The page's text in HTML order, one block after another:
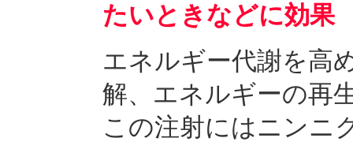
たいときなどに効果
エネルギー代謝を高
解、エネルギーの再
この注射にはニンニ